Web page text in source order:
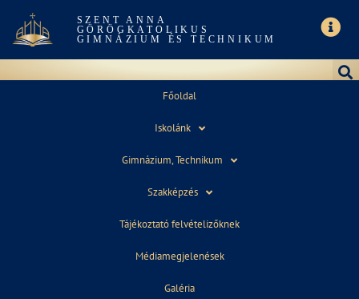
SZENT ANNA
GÖRÖGKATOLIKUS
GIMNÁZIUM ÉS TECHNIKUM
Főoldal
Iskolánk
Gimnázium, Technikum
Szakképzés
Tájékoztató felvételizőknek
Médiamegjelenések
Galéria
HOVATOVÁBB 2 – KÖZÉPISKOLAI FELVÉTELI